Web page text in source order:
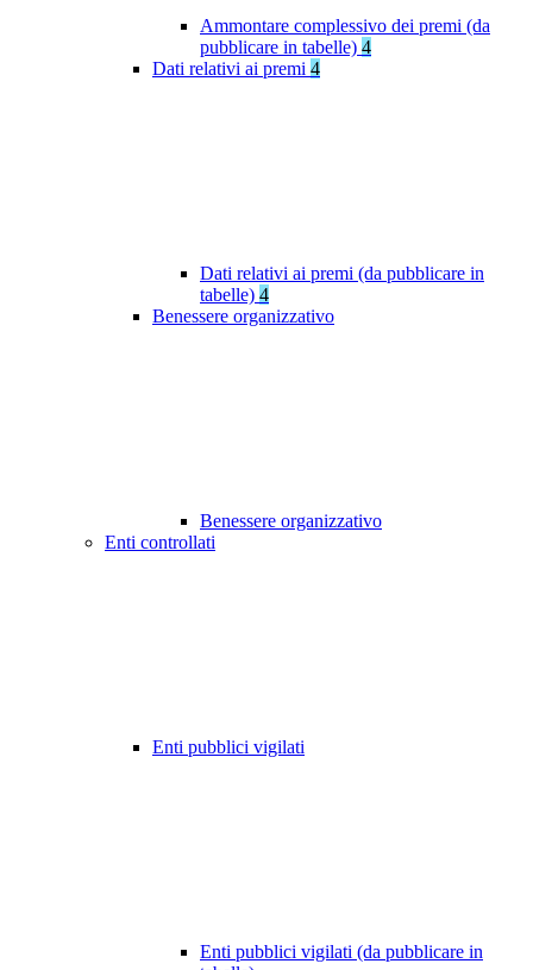
Ammontare complessivo dei premi (da
pubblicare in tabelle) 4
Dati relativi ai premi 4
Dati relativi ai premi (da pubblicare in
tabelle) 4
Benessere organizzativo
Benessere organizzativo
Enti controllati
Enti pubblici vigilati
Enti pubblici vigilati (da pubblicare in